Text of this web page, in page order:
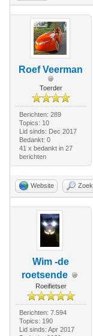
Roef Veerman
Toerder
Berichten: 289
Topics: 10
Lid sinds: Dec 2017
Bedankt: 0
41 x bedankt in 27
berichten
Website Zoek
Wim -de
roetsende
Roeifietser
Berichten: 7.594
Topics: 190
Lid sinds: Apr 2017